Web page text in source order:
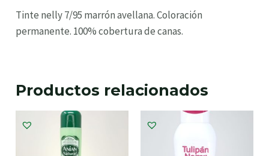
Tinte nelly 7/95 marrón avellana. Coloración
permanente. 100% cobertura de canas.
Productos relacionados